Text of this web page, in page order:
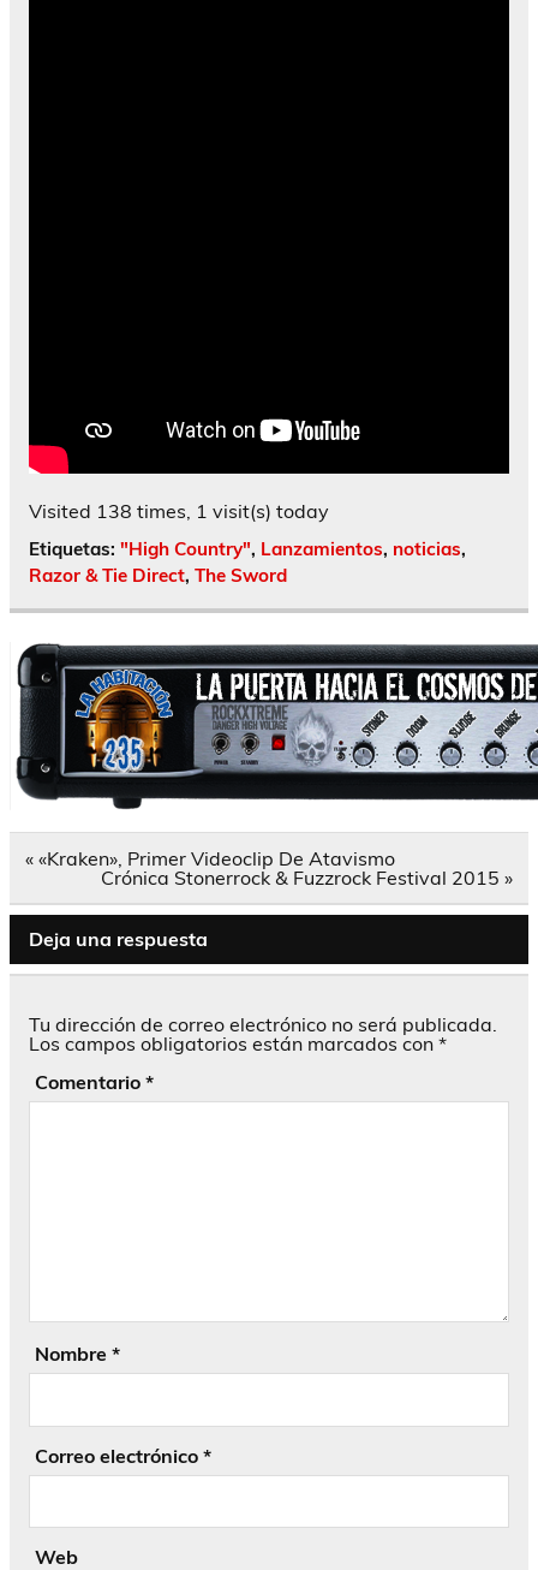
Visited 138 times, 1 visit(s) today
Etiquetas: "High Country", Lanzamientos, noticias,
Razor & Tie Direct, The Sword
Navegación
« «Kraken», Primer Videoclip De Atavismo
Crónica Stonerrock & Fuzzrock Festival 2015 »
Deja una respuesta
Tu dirección de correo electrónico no será publicada.
Los campos obligatorios están marcados con *
Comentario *
Nombre *
Correo electrónico *
Web